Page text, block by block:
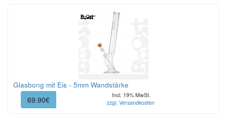
Glasbong mit Eis - 5mm Wandstärke
69.90€
Incl. 19% MwSt.
zzgl. Versandkosten